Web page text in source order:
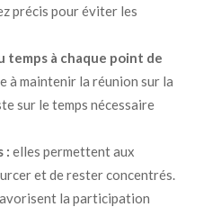
précis pour éviter les
à chaque point de
à maintenir la réunion sur la
sur le temps nécessaire
: elles permettent aux
et de rester concentrés.
la participation